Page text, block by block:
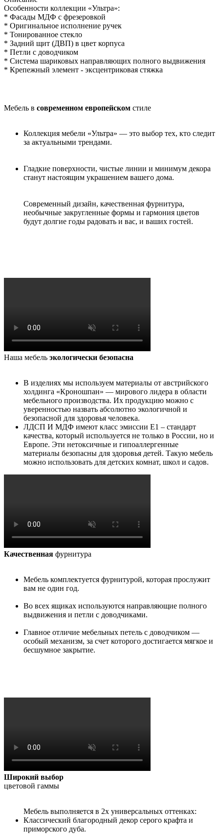
Особенности коллекции «Ультра»:
* Фасады МДФ с фрезеровкой
* Оригинальное исполнение ручек
* Тонированное стекло
* Задний щит (ДВП) в цвет корпуса
* Петли с доводчиком
* Система шариковых направляющих полного выдвижения
* Крепежный элемент - эксцентриковая стяжка
Мебель в современном европейском стиле
Коллекция мебели «Ультра» — это выбор тех, кто следит
за актуальными трендами.
Гладкие поверхности, чистые линии и минимум декора
станут настоящим украшением вашего дома.
Современный дизайн, качественная фурнитура,
необычные закругленные формы и гармония цветов
будут долгие годы радовать и вас, и ваших гостей.
Наша мебель экологически безопасна
В изделиях мы используем материалы от австрийского
холдинга «Кроношпан» — мирового лидера в области
мебельного производства. Их продукцию можно с
уверенностью назвать абсолютно экологичной и
безопасной для здоровья человека.
ЛДСП И МДФ имеют класс эмиссии Е1 – стандарт
качества, который используется не только в России, но и
Европе. Эти нетоксичные и гипоаллергенные
материалы безопасны для здоровья детей. Такую мебель
можно использовать для детских комнат, школ и садов.
Качественная фурнитура
Мебель комплектуется фурнитурой, которая прослужит
вам не один год.
Во всех ящиках используются направляющие полного
выдвижения и петли с доводчиками.
Главное отличие мебельных петель с доводчиком —
особый механизм, за счет которого достигается мягкое и
бесшумное закрытие.
Широкий выбор
цветовой гаммы
Мебель выполняется в 2х универсальных оттенках:
Классический благородный декор серого крафта и
приморского дуба.